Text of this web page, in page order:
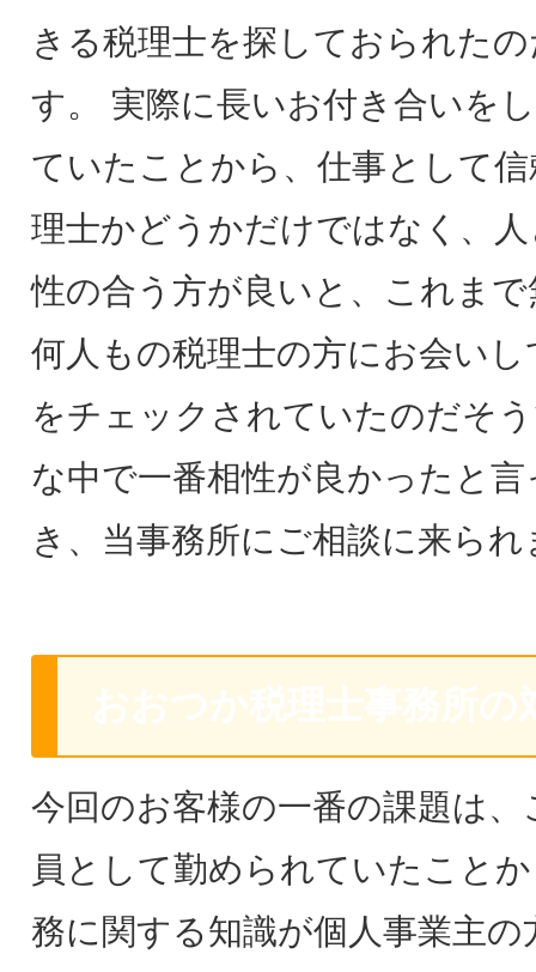
きる税理士を探しておられた
す。 実際に長いお付き合いを
ていたことから、仕事として
理士かどうかだけではなく、
性の合う方が良いと、これまで
何人もの税理士の方にお会い
をチェックされていたのだそ
な中で一番相性が良かったと
き、当事務所にご相談に来られ
おおつか税理士事務所の
今回のお客様の一番の課題は、
員として勤められていたこと
務に関する知識が個人事業主の